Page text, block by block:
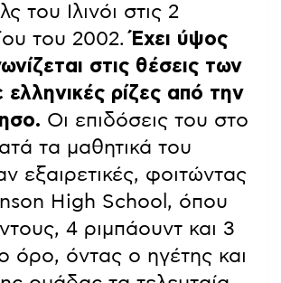
του Ιλινόι στις 2
του 2002. Έχει ύψος
στις θέσεις των
ελληνικές ρίζες από την
Οι επιδόσεις του στο
τα μαθητικά του
εξαιρετικές, φοιτώντας
High School, όπου
4 ριμπάουντ και 3
όρο, όντας ο ηγέτης και